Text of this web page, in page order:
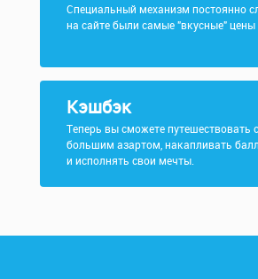
Специальный механизм постоянно
на сайте были самые "вкусные" цены
Кэшбэк
Теперь вы сможете путешествовать
большим азартом, накапливать
и исполнять свои мечты.